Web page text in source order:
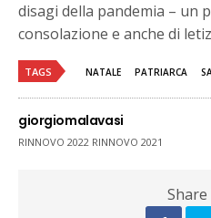
disagi della pandemia – un
consolazione e anche di
TAGS NATALE PATRIARCA
giorgiomalavasi
RINNOVO 2022 RINNOVO 2021